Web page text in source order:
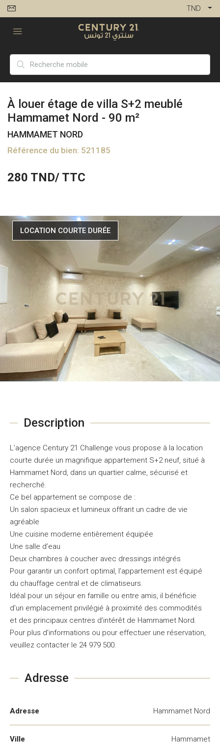
TND
À louer étage de villa S+2 meublé
Hammamet Nord - 90 m²
HAMMAMET NORD
Référence du bien: 521185
280 TND/ TTC
LOCATION COURTE DURÉE
Description
L’agence Century 21 Challenge vous propose à la location
courte durée un magnifique appartement S+2 neuf, situé à
Hammamet Nord, dans un quartier calme, sécurisé et
recherché.
Ce bel appartement se compose de :
Un salon spacieux et lumineux offrant un cadre de vie
agréable
Une cuisine moderne entièrement équipée
Une salle d’eau
Deux chambres à coucher avec dressings intégrés
Pour garantir un confort optimal, l’appartement est équipé
du chauffage central et de climatiseurs.
Idéal pour un séjour en famille ou entre amis, il bénéficie
d’un emplacement privilégié à proximité des commodités
et des principaux centres d’intérêt de Hammamet Nord.
Pour plus d’informations ou pour effectuer une réservation,
veuillez contacter le 24 979 500.
Adresse
Adresse Hammamet Nord
Ville Hammamet